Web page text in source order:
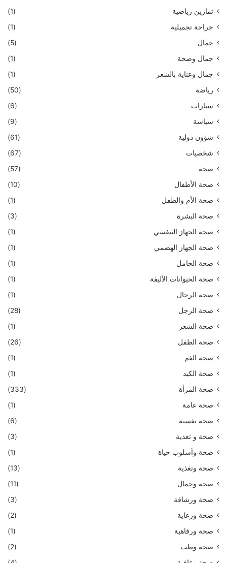
تمارين رياضية
(1)
جراحة تجميلية
(1)
جمال
(5)
جمال وصحة
(1)
جمال وعناية بالشعر
(1)
رياضة
(50)
سيارات
(6)
سياسة
(9)
شؤون دولية
(61)
شخصيات
(67)
صحة
(57)
صحة الأطفال
(10)
صحة الأم والطفل
(1)
صحة البشرة
(3)
صحة الجهاز التنفسي
(1)
صحة الجهاز الهضمي
(1)
صحة الحامل
(1)
صحة الحيوانات الأليفة
(1)
صحة الرجال
(1)
صحة الرجل
(28)
صحة الشعر
(1)
صحة الطفل
(26)
صحة الفم
(1)
صحة الكبد
(1)
صحة المرأة
(333)
صحة عامة
(1)
صحة نفسية
(6)
صحة و تغذية
(3)
صحة وأسلوب حياة
(1)
صحة وتغذية
(13)
صحة وجمال
(11)
صحة ورشاقة
(3)
صحة ورعاية
(2)
صحة ورفاهية
(1)
صحة وطب
(2)